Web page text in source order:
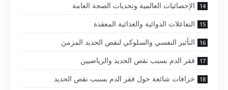
الإحصائيات العالمية وتحديات الصحة العامة
التفاعلات الدوائية والغذائية المعقدة
التأثير النفسي والسلوكي لنقص الحديد المزمن
فقر الدم بسبب نقص الحديد والرياضيين
خرافات شائعة حول فقر الدم بسبب نقص الحديد